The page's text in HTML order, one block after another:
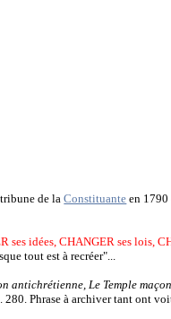
de la Constituante en 1790
ses idées, CHANGER ses lois,
tout est à recréer"...
antichrétienne, Le Temple
280. Phrase à archiver tant ont